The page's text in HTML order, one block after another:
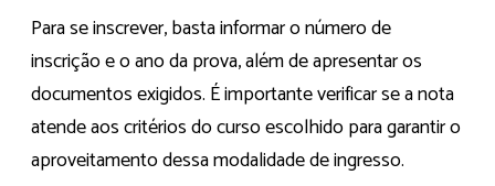
Para se inscrever, basta informar o número de
inscrição e o ano da prova, além de apresentar os
documentos exigidos. É importante verificar se a nota
atende aos critérios do curso escolhido para garantir o
aproveitamento dessa modalidade de ingresso.